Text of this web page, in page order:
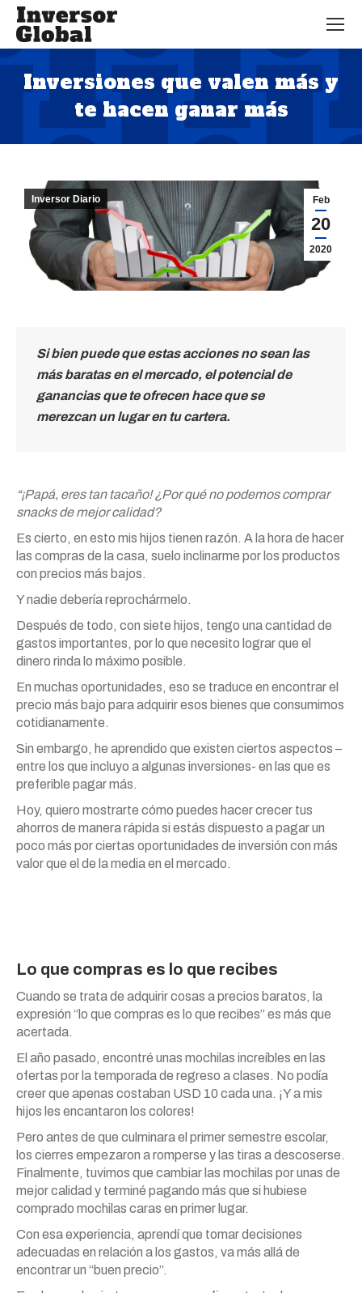
Inversiones que valen más y
te hacen ganar más
Estás aquí:
Feb
20
2020
Inversor Diario
Si bien puede que estas acciones no sean las
más baratas en el mercado, el potencial de
ganancias que te ofrecen hace que se
merezcan un lugar en tu cartera.
“¡Papá, eres tan tacaño! ¿Por qué no podemos comprar
snacks de mejor calidad?
Es cierto, en esto mis hijos tienen razón. A la hora de hacer
las compras de la casa, suelo inclinarme por los productos
con precios más bajos.
Y nadie debería reprochármelo.
Después de todo, con siete hijos, tengo una cantidad de
gastos importantes, por lo que necesito lograr que el
dinero rinda lo máximo posible.
En muchas oportunidades, eso se traduce en encontrar el
precio más bajo para adquirir esos bienes que consumimos
cotidianamente.
Sin embargo, he aprendido que existen ciertos aspectos –
entre los que incluyo a algunas inversiones- en las que es
preferible pagar más.
Hoy, quiero mostrarte cómo puedes hacer crecer tus
ahorros de manera rápida si estás dispuesto a pagar un
poco más por ciertas oportunidades de inversión con más
valor que el de la media en el mercado.
Lo que compras es lo que recibes
Cuando se trata de adquirir cosas a precios baratos, la
expresión “lo que compras es lo que recibes” es más que
acertada.
El año pasado, encontré unas mochilas increíbles en las
ofertas por la temporada de regreso a clases. No podía
creer que apenas costaban USD 10 cada una. ¡Y a mis
hijos les encantaron los colores!
Pero antes de que culminara el primer semestre escolar,
los cierres empezaron a romperse y las tiras a descoserse.
Finalmente, tuvimos que cambiar las mochilas por unas de
mejor calidad y terminé pagando más que si hubiese
comprado mochilas caras en primer lugar.
Con esa experiencia, aprendí que tomar decisiones
adecuadas en relación a los gastos, va más allá de
encontrar un “buen precio”.